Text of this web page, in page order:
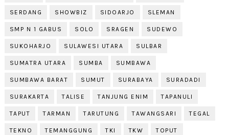
SERDANG SHOWBIZ SIDOARJO SLEMAN
SMP N 1 GABUS SOLO SRAGEN SUDEWO
SUKOHARJO SULAWESI UTARA SULBAR
SUMATRA UTARA SUMBA SUMBAWA
SUMBAWA BARAT SUMUT SURABAYA SURADADI
SURAKARTA TALISE TANJUNG ENIM TAPANULI
TAPUT TARMAN TARUTUNG TAWANGSARI TEGAL
TEKNO TEMANGGUNG TKI TKW TOPUT